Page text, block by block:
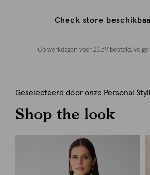
Check store
Op werkdagen voor 23:59 besteld,
Geselecteerd door onze Personal
Shop the look